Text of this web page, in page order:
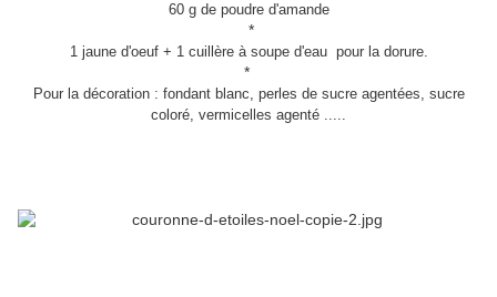
60 g de poudre d'amande
*
1 jaune d'oeuf + 1 cuillère à soupe d'eau pour la dorure.
*
Pour la décoration : fondant blanc, perles de sucre agentées, sucre
coloré, vermicelles agenté .....